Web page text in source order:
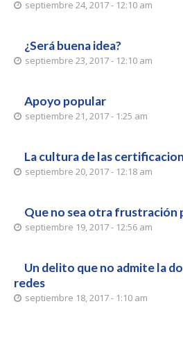
septiembre 24, 2017 - 12:10 am
¿Será buena idea?
septiembre 23, 2017 - 12:10 am
Apoyo popular
septiembre 21, 2017 - 1:25 am
La cultura de las
septiembre 20, 2017 - 12:18 am
Que no sea otra frustración
septiembre 19, 2017 - 12:56 am
Un delito que no admite la
redes
septiembre 18, 2017 - 1:10 am